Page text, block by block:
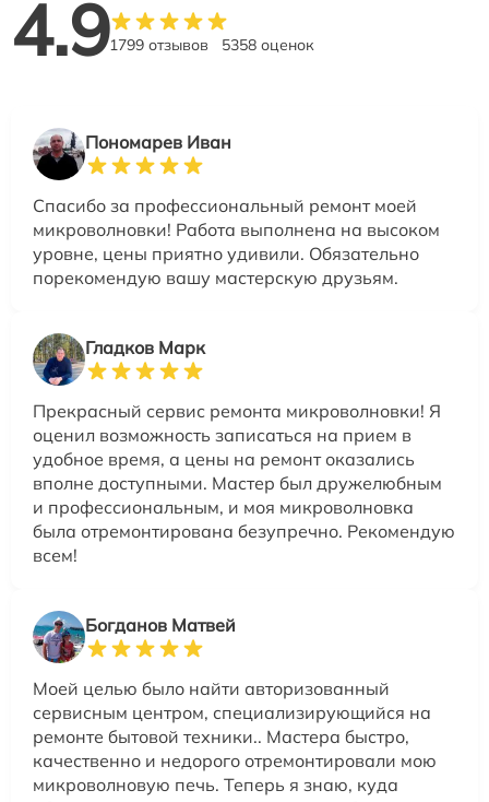
4.91799 отзывов 5358 оценок
Пономарев Иван
Спасибо за профессиональный ремонт моей
микроволновки! Работа выполнена на высоком
уровне, цены приятно удивили. Обязательно
порекомендую вашу мастерскую друзьям.
Гладков Марк
Прекрасный сервис ремонта микроволновки! Я
оценил возможность записаться на прием в
удобное время, а цены на ремонт оказались
вполне доступными. Мастер был дружелюбным
и профессиональным, и моя микроволновка
была отремонтирована безупречно. Рекомендую
всем!
Богданов Матвей
Моей целью было найти авторизованный
сервисным центром, специализирующийся на
ремонте бытовой техники.. Мастера быстро,
качественно и недорого отремонтировали мою
микроволновую печь. Теперь я знаю, куда